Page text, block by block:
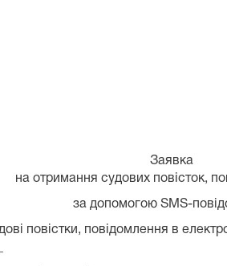
повісток,
SMS-
повістки, повідомлення в